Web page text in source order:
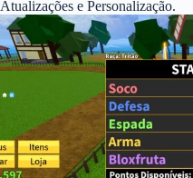
Atualizações e Personalização.